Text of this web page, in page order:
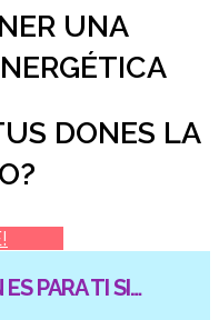
UNA
DONES LA
PARA TI SI…